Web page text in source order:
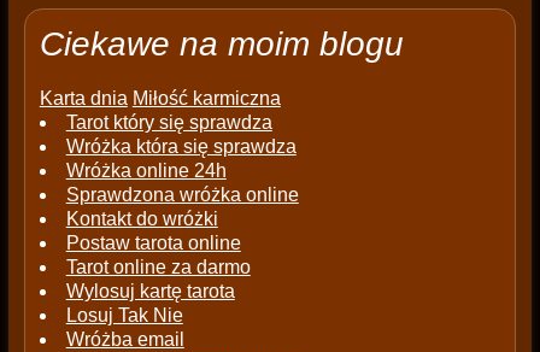
Ciekawe na moim blogu
Karta dnia Miłość karmiczna
Tarot który się sprawdza
Wróżka która się sprawdza
Wróżka online 24h
Sprawdzona wróżka online
Kontakt do wróżki
Postaw tarota online
Tarot online za darmo
Wylosuj kartę tarota
Losuj Tak Nie
Wróżba email